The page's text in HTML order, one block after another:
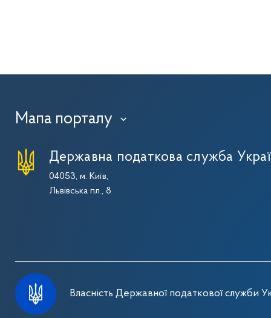
Мапа порталу ›
Державна податкова служба
04053, м. Київ,
Львівська пл., 8
Власність Державної податкової служби